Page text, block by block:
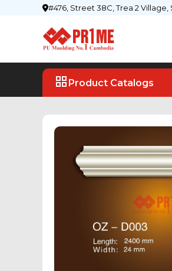
#476, Street 38C, Trea 2
Product Catalogs